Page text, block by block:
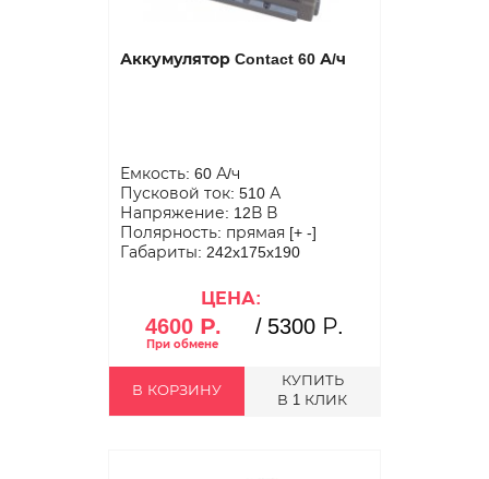
Аккумулятор Contact 60 А/ч
Емкость: 60 А/ч
Пусковой ток: 510 А
Напряжение: 12В В
Полярность: прямая [+ -]
Габариты: 242x175x190
ЦЕНА:
4600 Р. / 5300 Р.
В КОРЗИНУ
КУПИТЬ
В 1 КЛИК